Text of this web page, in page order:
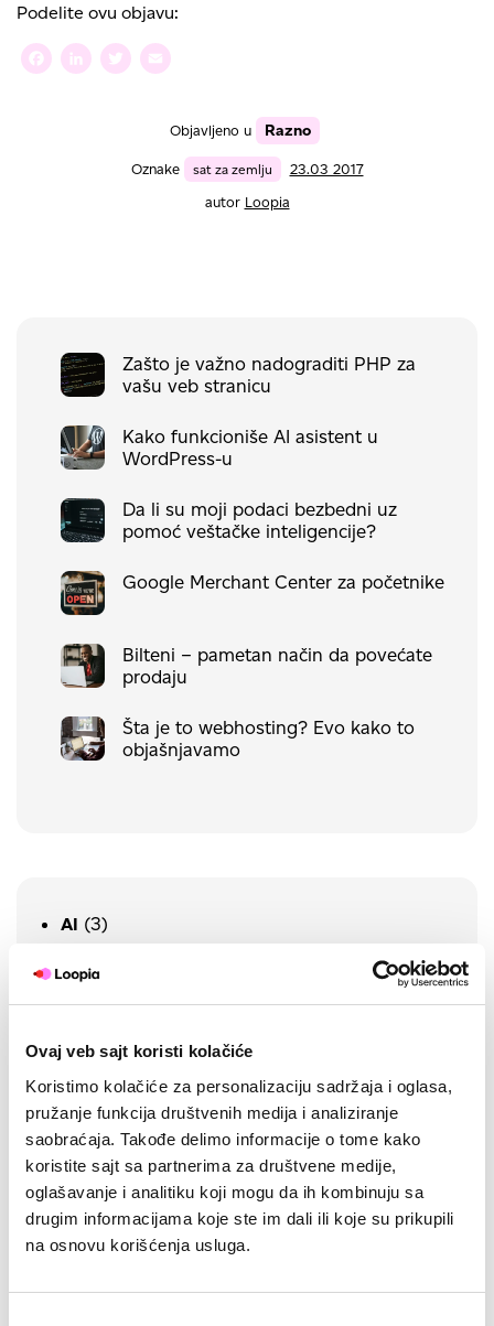
Ovaj veb sajt koristi kolačiće
Koristimo kolačiće za personalizaciju sadržaja i oglasa,
pružanje funkcija društvenih medija i analiziranje
saobraćaja. Takođe delimo informacije o tome kako
koristite sajt sa partnerima za društvene medije,
oglašavanje i analitiku koji mogu da ih kombinuju sa
drugim informacijama koje ste im dali ili koje su prikupili
na osnovu korišćenja usluga.
Podelite ovu objavu:
Facebook
LinkedIn
Twitter
Objavljeno u Razno
Oznake sat za zemlju
23.03 2017
autor Loopia
Zašto je važno nadograditi PHP za
vašu veb stranicu
Kako funkcioniše AI asistent u
WordPress-u
Da li su moji podaci bezbedni uz
pomoć veštačke inteligencije?
Google Merchant Center za početnike
Bilteni – pametan način da povećate
prodaju
Šta je to webhosting? Evo kako to
objašnjavamo
AI (3)
CSS i Dizajn
E-trgovina(6)
Kampanje(4)
Najave(1)
Razno (16)
Saveti i uputstva (51)
Društvene mreže(9)
E-mail marketing
(6)
Preduzetništvo(24)